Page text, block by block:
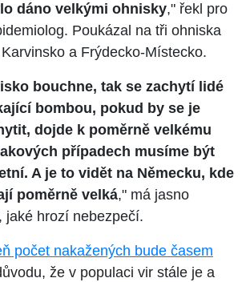
dáno velkými ohnisky," řekl pro
Poukázal na tři ohniska
a Frýdecko-Místecko.
bouchne, tak se zachytí lidé
bombou, pokud by se je
dojde k poměrně velkému
případech musíme být
A je to vidět na Německu, kde
poměrně velká," má jasno
jaké hrozí nebezpečí.
počet nakažených bude časem
že v populaci vir stále je a